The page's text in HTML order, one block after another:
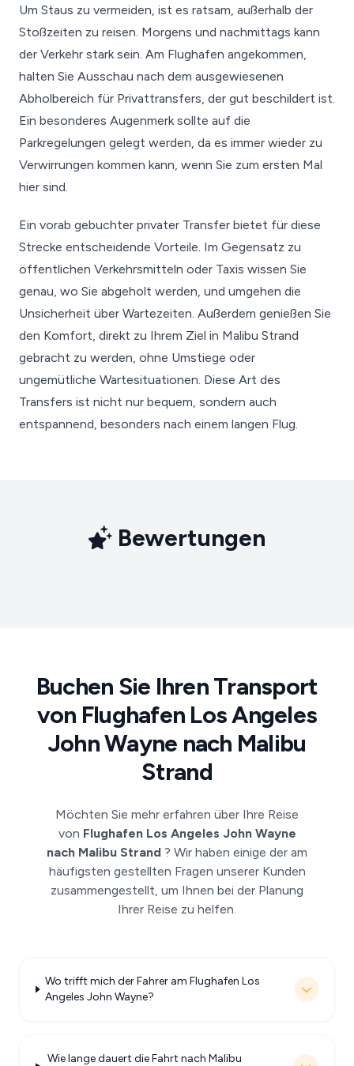
Um Staus zu vermeiden, ist es ratsam, außerhalb der
Stoßzeiten zu reisen. Morgens und nachmittags kann
der Verkehr stark sein. Am Flughafen angekommen,
halten Sie Ausschau nach dem ausgewiesenen
Abholbereich für Privattransfers, der gut beschildert ist.
Ein besonderes Augenmerk sollte auf die
Parkregelungen gelegt werden, da es immer wieder zu
Verwirrungen kommen kann, wenn Sie zum ersten Mal
hier sind.
Ein vorab gebuchter privater Transfer bietet für diese
Strecke entscheidende Vorteile. Im Gegensatz zu
öffentlichen Verkehrsmitteln oder Taxis wissen Sie
genau, wo Sie abgeholt werden, und umgehen die
Unsicherheit über Wartezeiten. Außerdem genießen Sie
den Komfort, direkt zu Ihrem Ziel in Malibu Strand
gebracht zu werden, ohne Umstiege oder
ungemütliche Wartesituationen. Diese Art des
Transfers ist nicht nur bequem, sondern auch
entspannend, besonders nach einem langen Flug.
Bewertungen
Buchen Sie Ihren Transport
von Flughafen Los Angeles
John Wayne nach Malibu
Strand
Möchten Sie mehr erfahren über Ihre Reise
von Flughafen Los Angeles John Wayne
nach Malibu Strand ? Wir haben einige der am
häufigsten gestellten Fragen unserer Kunden
zusammengestellt, um Ihnen bei der Planung
Ihrer Reise zu helfen.
Wo trifft mich der Fahrer am Flughafen Los
Angeles John Wayne?
Wie lange dauert die Fahrt nach Malibu